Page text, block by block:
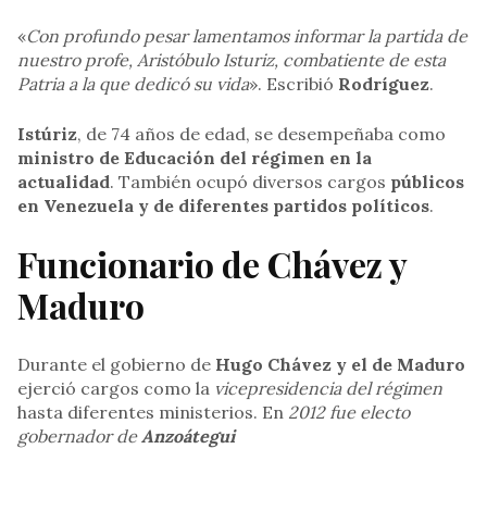
«Con profundo pesar lamentamos informar la partida de
nuestro profe, Aristóbulo Isturiz, combatiente de esta
Patria a la que dedicó su vida». Escribió Rodríguez.
Istúriz, de 74 años de edad, se desempeñaba como
ministro de Educación del régimen en la
actualidad. También ocupó diversos cargos públicos
en Venezuela y de diferentes partidos políticos.
Funcionario de Chávez y
Maduro
Durante el gobierno de Hugo Chávez y el de Maduro
ejerció cargos como la vicepresidencia del régimen
hasta diferentes ministerios. En 2012 fue electo
gobernador deAnzoátegui